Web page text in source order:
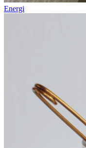
Energi